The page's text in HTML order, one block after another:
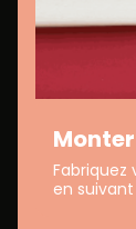
en